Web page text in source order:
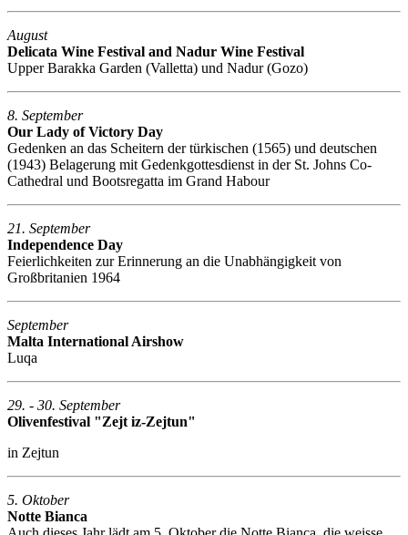
August
Delicata Wine Festival and Nadur Wine Festival
Upper Barakka Garden (Valletta) und Nadur (Gozo)
8. September
Our Lady of Victory Day
Gedenken an das Scheitern der türkischen (1565) und deutschen
(1943) Belagerung mit Gedenkgottesdienst in der St. Johns Co-
Cathedral und Bootsregatta im Grand Habour
21. September
Independence Day
Feierlichkeiten zur Erinnerung an die Unabhängigkeit von
Großbritanien 1964
September
Malta International Airshow
Luqa
29. - 30. September
Olivenfestival "Zejt iz-Zejtun"
in Zejtun
5. Oktober
Notte Bianca